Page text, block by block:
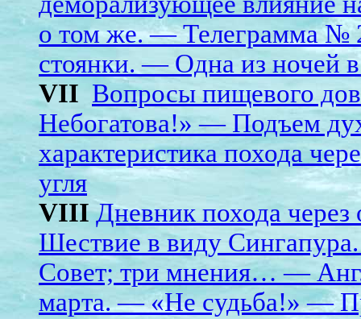
о том же. — Телеграмма №
стоянки. — Одна из ночей
VII Вопросы пищевого
Небогатова!» — Подъем
характеристика похода
угля
VIII Дневник похода
Шествие в виду
Совет; три мнения… —
марта. — «Не судьба!» —